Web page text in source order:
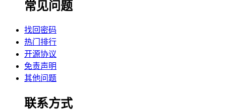
常见问题
找回密码
热门排行
开源协议
免责声明
其他问题
联系方式